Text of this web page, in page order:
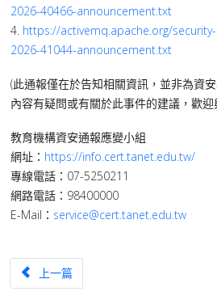
2026-40466-announcement.txt
4. https://activemq.apache.org/
2026-41044-announcement.txt
(此通報僅在於告知相關資訊，並非為資
內容有疑問或有關於此事件的建議，歡迎
教育機構資安通報應變小組
網址： https://info.cert.tanet.edu.tw/
專線電話：07-5250211
網路電話：98400000
E-Mail： service@cert.tanet.edu.tw
上一篇文章：【漏洞預警】Palo Alto
上一篇